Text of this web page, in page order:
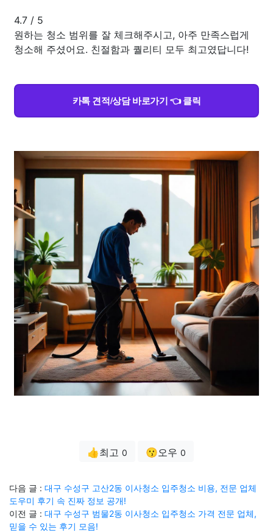
4.7 / 5
원하는 청소 범위를 잘 체크해주시고, 아주 만족스럽게
청소해 주셨어요. 친절함과 퀄리티 모두 최고였답니다!
카톡 견적/상담 바로가기 👈 클릭
👍최고 0 😗오우 0
다음 글 : 대구 수성구 고산2동 이사청소 입주청소 비용, 전문 업체
도우미 후기 속 진짜 정보 공개!
이전 글 : 대구 수성구 범물2동 이사청소 입주청소 가격 전문 업체,
믿을 수 있는 후기 모음!